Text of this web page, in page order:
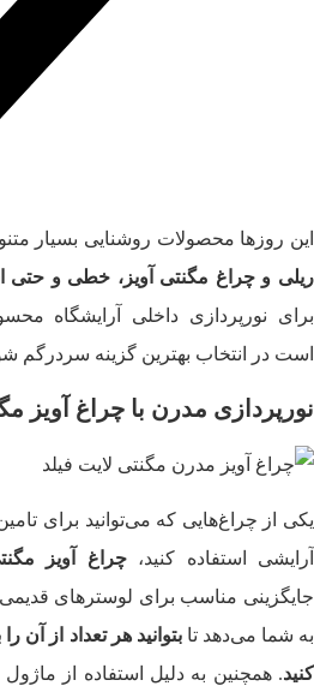
این روزها محصولات روشنایی بسیار
ریلی و چراغ مگنتی آویز، خطی و حتی
برای نورپردازی داخلی آرایشگاه
است در انتخاب بهترین گزینه سردرگم
نورپردازی مدرن با چراغ آویز
یکی از چراغ‌هایی که می‌توانید برای
آرایشی استفاده کنید،چراغ آویز
جایگزینی مناسب برای لوسترهای قدیمی
به شما می‌دهد تابتوانید هر تعداد از
کنید. همچنین به دلیل استفاده از